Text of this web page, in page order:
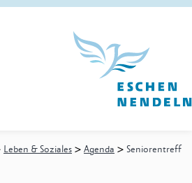
Leben & Soziales > Agenda > Seniorentreff